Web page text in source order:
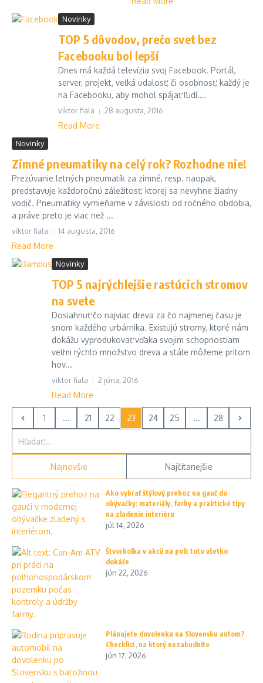
Novinky
TOP 5 dôvodov, prečo svet bez
Facebooku bol lepší
Dnes má každá televízia svoj Facebook. Portál,
server, projekt, veľká udalosť, či osobnosť, každý je
na Facebooku, aby mohol spájať ľudí....
viktor fiala 28 augusta, 2016
Read More
Novinky
Zimné pneumatiky na celý rok? Rozhodne nie!
Prezúvanie letných pneumatík za zimné, resp. naopak,
predstavuje každoročnú záležitosť, ktorej sa nevyhne žiadny
vodič. Pneumatiky vymieňame v závislosti od ročného obdobia,
a práve preto je viac než ...
viktor fiala 14 augusta, 2016
Read More
Novinky
TOP 5 najrýchlejšie rastúcich stromov
na svete
Dosiahnuť čo najviac dreva za čo najmenej času je
snom každého urbárnika. Existujú stromy, ktoré nám
dokážu vyprodukovať vďaka svojim schopnostiam
veľmi rýchlo množstvo dreva a stále môžeme pritom
hov...
viktor fiala 2 júna, 2016
Read More
1 ... 21 22 23 24 25 ...
28
Najnovšie Najčítanejšie
Ako vybrať štýlový prehoz na gauč do
obývačky: materiály, farby a praktické tipy
na zladenie interiéru
júl 14, 2026
Štvorkolka v akcii na poli: toto všetko
dokáže
jún 22, 2026
Plánujete dovolenku na Slovensku autom?
Checklist, na ktorý nezabudnite
jún 17, 2026